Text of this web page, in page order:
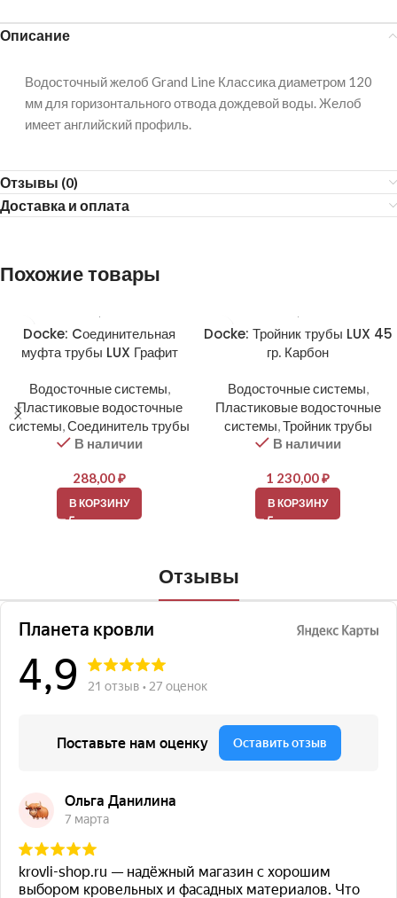
Описание
Водосточный желоб Grand Line Классика диаметром 120
мм для горизонтального отвода дождевой воды. Желоб
имеет английский профиль.
Отзывы (0)
Доставка и оплата
Похожие товары
Docke: Cоединительная
муфта трубы LUX Графит
Водосточные системы,
Пластиковые водосточные
системы,Соединитель трубы
В наличии
288,00₽
В КОРЗИНУ
Docke: Тройник трубы LUX 45
гр. Карбон
Водосточные системы,
Пластиковые водосточные
системы,Тройник трубы
В наличии
1 230,00₽
В КОРЗИНУ
Отзывы